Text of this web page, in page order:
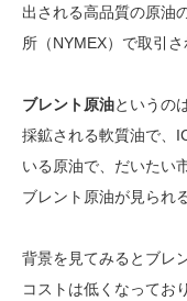
出される高品質の原油
所（NYMEX）で取引さ
ブレント原油というの
採鉱される軟質油で、
いる原油で、だいたい
ブレント原油が見られ
背景を見てみるとブレ
コストは低くなってお